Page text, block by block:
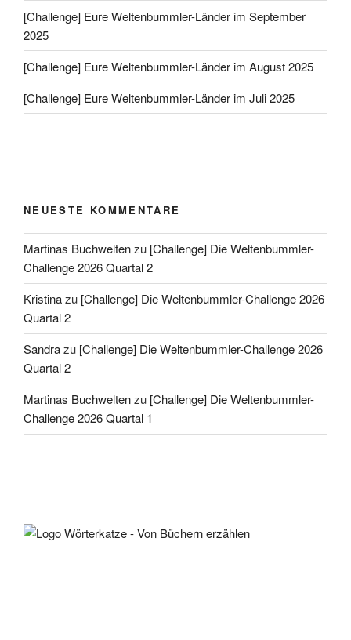
[Challenge] Eure Weltenbummler-Länder im September
2025
[Challenge] Eure Weltenbummler-Länder im August 2025
[Challenge] Eure Weltenbummler-Länder im Juli 2025
NEUESTE KOMMENTARE
Martinas Buchweltenzu [Challenge] Die Weltenbummler-
Challenge 2026 Quartal 2
Kristinazu [Challenge] Die Weltenbummler-Challenge 2026
Quartal 2
Sandrazu [Challenge] Die Weltenbummler-Challenge 2026
Quartal 2
Martinas Buchweltenzu [Challenge] Die Weltenbummler-
Challenge 2026 Quartal 1